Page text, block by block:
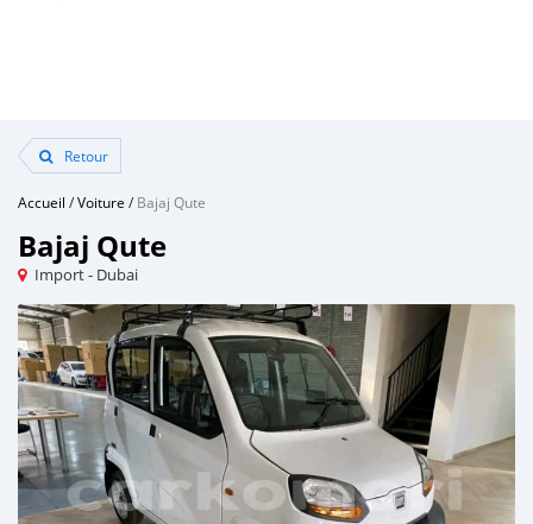
Retour
Accueil /Voiture /Bajaj Qute
Bajaj Qute
Import - Dubai